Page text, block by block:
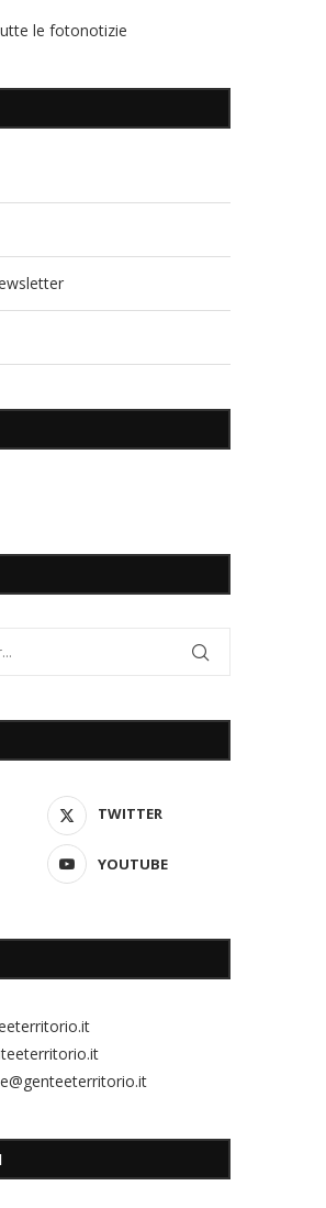
le fotonotizie
TWITTER
YOUTUBE